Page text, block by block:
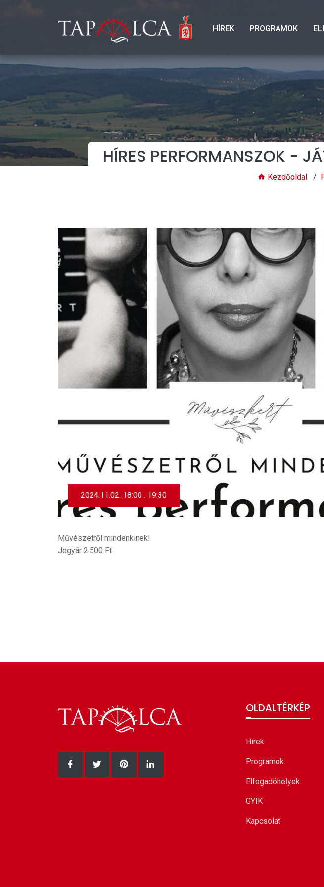
HÍREK PROGRAMOK
HÍRES PERFORMANSZOK -
Kezdőoldal
2024.11.02. 18:00 . 19:30
Művészetről mindenkinek!
Jegyár 2.500 Ft
OLDALTÉRKÉP
Hírek
Programok
Elfogadóhelyek
GYIK
Kapcsolat